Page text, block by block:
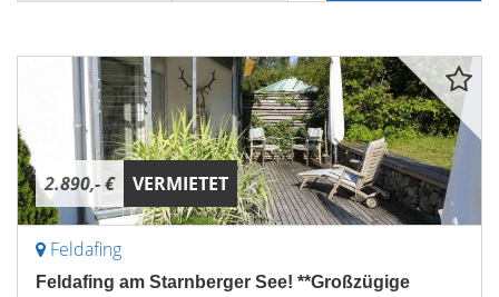
2.890,- € VERMIETET
Feldafing
Feldafing am Starnberger See! **Großzügige